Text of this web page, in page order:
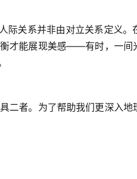
际关系并非由对立关系定义
才能展现美感——有时，一间
二者。为了帮助我们更深入地